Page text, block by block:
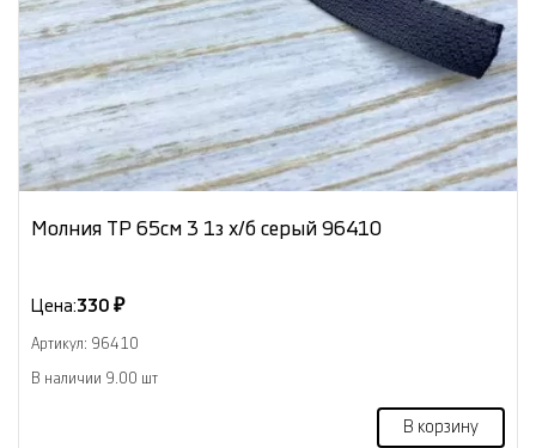
Молния ТР 65см 3 1з х/б серый 96410
Цена:330 ₽
Артикул: 96410
В наличии 9.00 шт
В корзину